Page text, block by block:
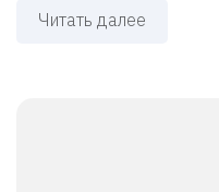
Читать далее